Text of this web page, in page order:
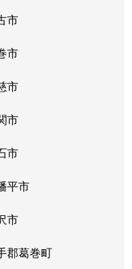
市
市
市
市
市
平市
市
郡葛巻町